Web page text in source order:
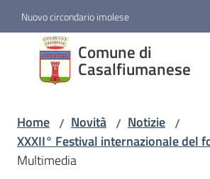
Vai al contenuto
Vai alla navigazione
Vai al footer
Nuovo circondario imolese
Comune di
Casalfiumanese
Comune di
Casalfiumanese
Amministrazione
Home / Novità / Notizie /
XXXII° Festival internazionale del
Multimedia